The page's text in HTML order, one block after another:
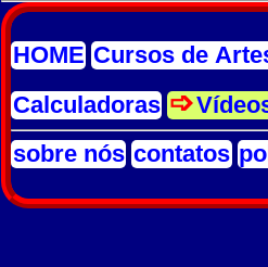
HOME Cursos de
Calculadoras
sobre nós contatos